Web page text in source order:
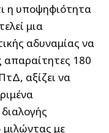
η υποψηφιότητα
μια
αδυναμίας να
απαραίτητες 180
αξίζει να
μιλώντας με